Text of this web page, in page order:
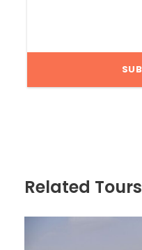
Related Tours